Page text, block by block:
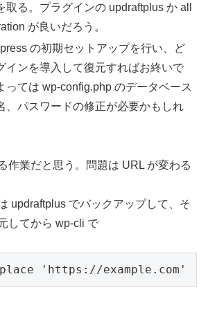
取る。プラグインの updraftplus か all
が良いだろう。
の初期セットアップを行い、ど
インを導入して復元すればお終いで
っては wp-config.php のデータベース
、パスワードの修正が必要かもしれ
作業だと思う。問題は URL が変わる
updraftplus でバックアップして、そ
してから wp-cli で
'https://example.com'